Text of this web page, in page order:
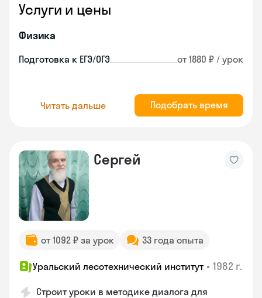
Услуги и цены
Физика
Подготовка к ЕГЭ/ОГЭ от 1880 ₽ / урок
Читать дальше Подобрать время
Сергей
от 1092 ₽ за урок 33 года опыта
Уральский лесотехнический институт • 1982 г.
Строит уроки в методике диалога для